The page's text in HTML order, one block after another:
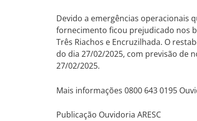
Devido a emergências operacionais
fornecimento ficou prejudicado nos
Três Riachos e Encruzilhada. O
do dia 27/02/2025, com previsão de
27/02/2025.
Mais informações 0800 643 0195
Publicação Ouvidoria ARESC